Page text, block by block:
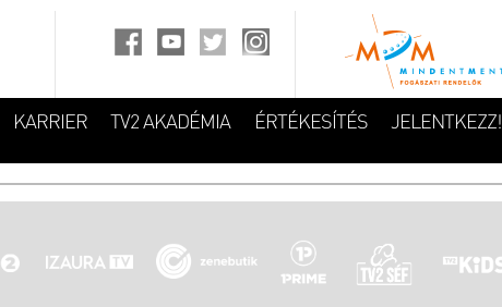
KARRIER TV2 AKADÉMIA ÉRTÉKESÍTÉS JELENTKEZZ!